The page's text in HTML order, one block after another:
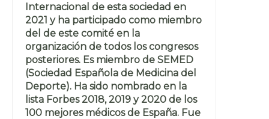
Internacional de esta sociedad en
2021 y ha participado como miembro
del de este comité en la
organización de todos los congresos
posteriores. Es miembro de SEMED
(Sociedad Española de Medicina del
Deporte). Ha sido nombrado en la
lista Forbes 2018, 2019 y 2020 de los
100 mejores médicos de España. Fue